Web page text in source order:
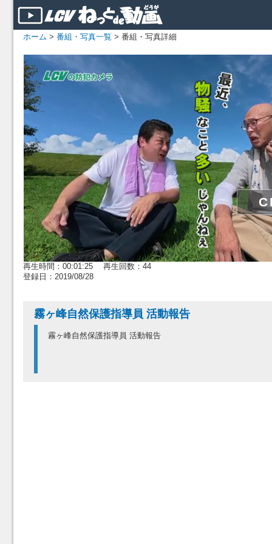
ホーム > 番組・写真一覧 > 番組・写真詳細
再生時間：00:01:25 再生回数：44
登録日：2019/08/28
霧ヶ峰自然保護指導員 活動報告
霧ヶ峰自然保護指導員 活動報告